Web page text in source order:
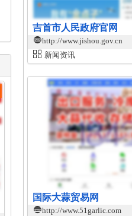
吉首市人民政府官网
http://www.jishou.gov.cn
新闻资讯
国际大蒜贸易网
http://www.51garlic.com